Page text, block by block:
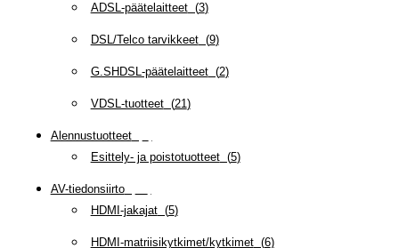
ADSL-päätelaitteet(3)
DSL/Telco tarvikkeet(9)
G.SHDSL-päätelaitteet(2)
VDSL-tuotteet(21)
Alennustuotteet(
Esittely- ja poistotuotteet(5)
AV-tiedonsiirto(
HDMI-jakajat(5)
HDMI-matriisikytkimet/kytkimet(6)